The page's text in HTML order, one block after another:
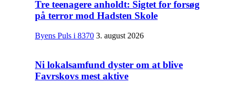
Tre teenagere anholdt: Sigtet for forsøg
på terror mod Hadsten Skole
Byens Puls i 8370 3. august 2026
Ni lokalsamfund dyster om at blive
Favrskovs mest aktive